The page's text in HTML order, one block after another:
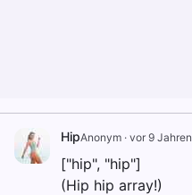
HipAnonym · vor 9 Jahren
["hip", "hip"]
(Hip hip array!)